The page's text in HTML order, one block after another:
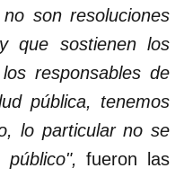
son resoluciones
que sostienen los
responsables de
pública, tenemos
lo particular no se
fueron las